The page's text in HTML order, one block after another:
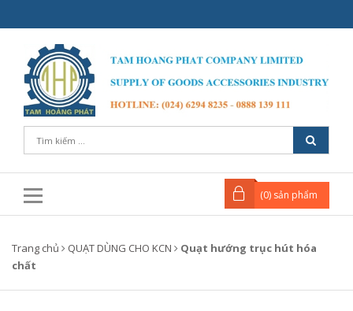
(0) sản phẩm
Trang chủ QUẠT DÙNG CHO KCN
Quạt hướng trục hút hóa
chất